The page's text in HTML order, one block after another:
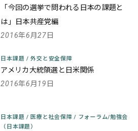
「今回の選挙で問われる日本の課題と
は」日本共産党編
2016年6月27日
日本課題 / 外交と安全保障
アメリカ大統領選と日米関係
2016年6月19日
日本課題 / 医療と社会保障/ フォーラム/勉強会
（日本課題）